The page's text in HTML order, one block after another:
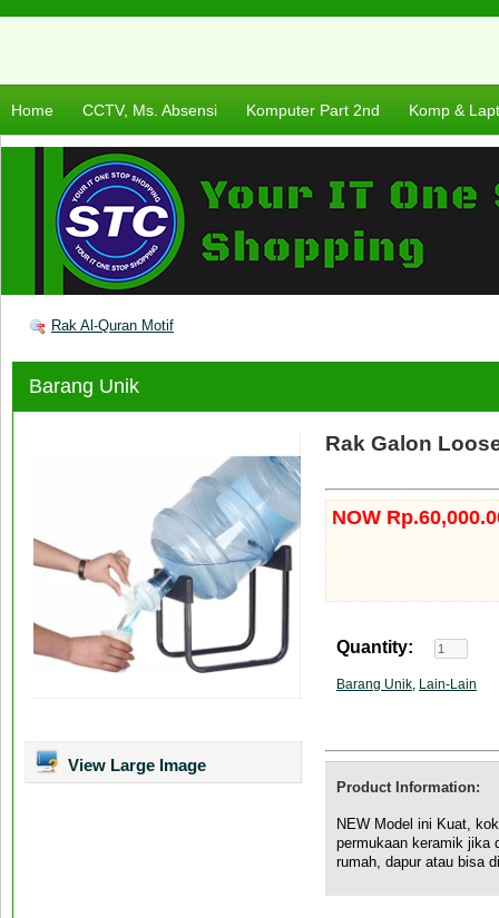
Home CCTV, Ms. Absensi Komputer Part 2nd Komp &
Rak Al-Quran Motif
Barang Unik
View Large Image
Rak Galon
NOW
Quantity:
Barang Unik, Lain-Lain
Product Information:
NEW Model ini Kuat,
permukaan keramik jika
rumah, dapur atau bisa